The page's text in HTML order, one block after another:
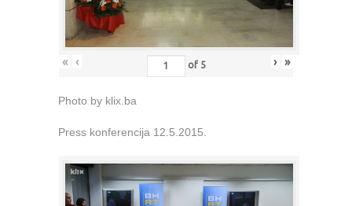
« ‹ of 5 › »
Photo by klix.ba
Press konferencija 12.5.2015.